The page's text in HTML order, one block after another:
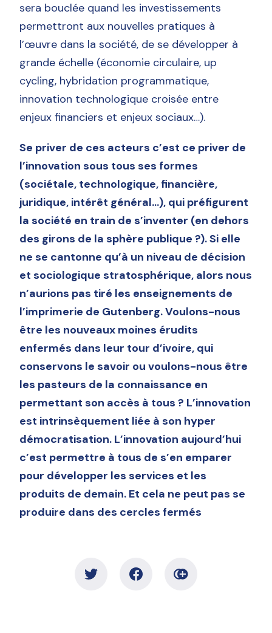
sera bouclée quand les investissements
permettront aux nouvelles pratiques à
l’œuvre dans la société, de se développer à
grande échelle (économie circulaire, up
cycling, hybridation programmatique,
innovation technologique croisée entre
enjeux financiers et enjeux sociaux…).
Se priver de ces acteurs c’est ce priver de
l’innovation sous tous ses formes
(sociétale, technologique, financière,
juridique, intérêt général…), qui préfigurent
la société en train de s’inventer (en dehors
des girons de la sphère publique ?). Si elle
ne se cantonne qu’à un niveau de décision
et sociologique stratosphérique, alors nous
n’aurions pas tiré les enseignements de
l’imprimerie de Gutenberg. Voulons-nous
être les nouveaux moines érudits
enfermés dans leur tour d’ivoire, qui
conservons le savoir ou voulons-nous être
les pasteurs de la connaissance en
permettant son accès à tous ? L’innovation
est intrinsèquement liée à son hyper
démocratisation. L’innovation aujourd’hui
c’est permettre à tous de s’en emparer
pour développer les services et les
produits de demain. Et cela ne peut pas se
produire dans des cercles fermés